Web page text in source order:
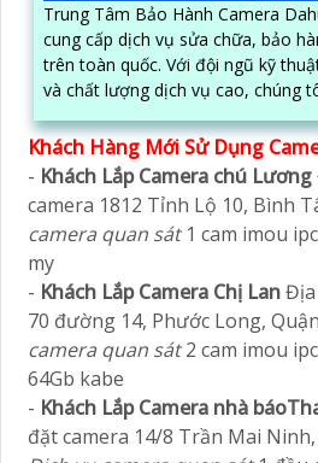
Trung Tâm Bảo Hành Camera
cung cấp dịch vụ sửa chữa, bảo
trên toàn quốc. Với đội ngũ kỹ thuật chuyên nghiệp, uy tín
và chất lượng dịch vụ cao, chúng
Khách Hàng Mới Sử Dụng
- Khách Lắp Camera chú Lương
camera 1812 Tỉnh Lộ 10, Bình
camera quan sát1 cam imou
my
- Khách Lắp Camera Chị LanĐịa
70 đường 14, Phước Long,
camera quan sát2 cam imou
64Gb kabe
- Khách Lắp Camera nhà
đặt camera 14/8 Trần Mai